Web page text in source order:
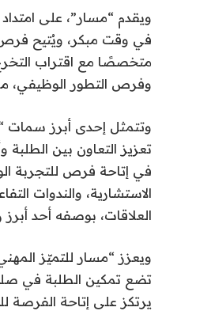
ويقدم “مسار”، على امتداد
في وقت مبكر، ويُتيح فرص
متخصصًا مع اقتراب
وفرص التطور الوظيفي،
وتتمثل إحدى أبرز سمات
تعزيز التعاون بين
في إتاحة فرص للتجربة
الاستشارية، والندوات
العلاقات، بوصفه أحد أبرز
ويعزز “مسار للتميّز
تضع تمكين الطلبة في صلب
يرتكز على إتاحة الفرصة